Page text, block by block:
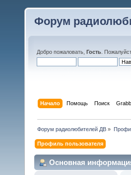
Форум
Добро пожаловать, Гость .
Начало Помощь Поиск
Форум радиолюбителей ДВ »
Профиль пользователя
Основная